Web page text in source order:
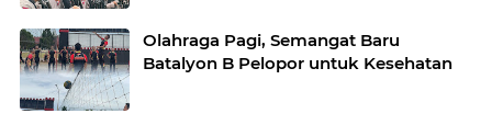
Olahraga Pagi, Semangat Baru
Batalyon B Pelopor untuk Kesehatan